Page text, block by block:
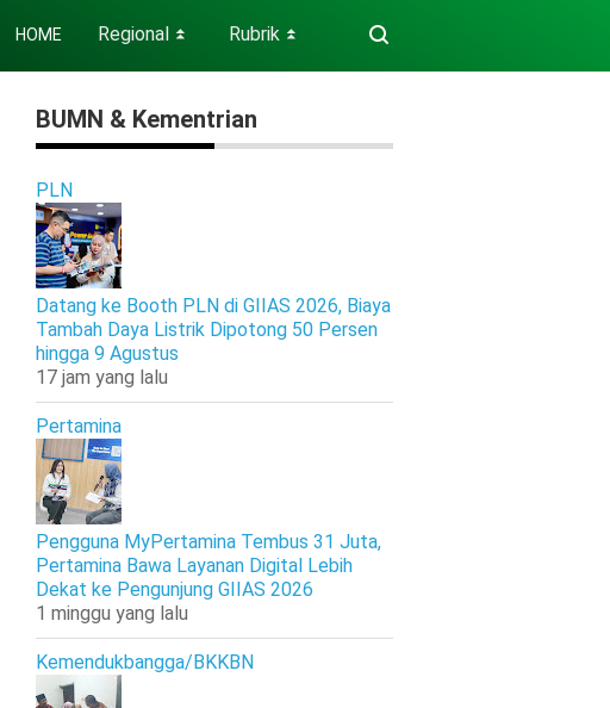
HOME Regional ⏬ Rubrik ⏬
BUMN & Kementrian
PLN
Datang ke Booth PLN di GIIAS 2026, Biaya
Tambah Daya Listrik Dipotong 50 Persen
hingga 9 Agustus
17 jam yang lalu
Pertamina
Pengguna MyPertamina Tembus 31 Juta,
Pertamina Bawa Layanan Digital Lebih
Dekat ke Pengunjung GIIAS 2026
1 minggu yang lalu
Kemendukbangga/BKKBN